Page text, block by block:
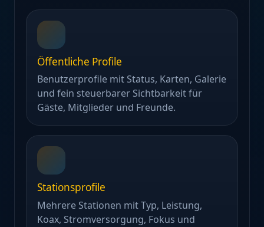
Öffentliche Profile
Benutzerprofile mit Status, Karten, Galerie
und fein steuerbarer Sichtbarkeit für
Gäste, Mitglieder und Freunde.
Stationsprofile
Mehrere Stationen mit Typ, Leistung,
Koax, Stromversorgung, Fokus und